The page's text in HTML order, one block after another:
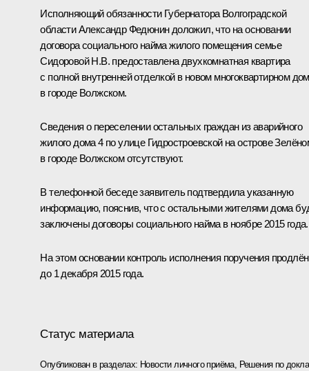
Исполняющий обязанности Губернатора Волгоградской
области Александр Федюнин доложил, что на основании
договора социального найма жилого помещения семье
Сидоровой Н.В. предоставлена двухкомнатная квартира
с полной внутренней отделкой в новом многоквартирном
в городе Волжском.
Сведения о переселении остальных граждан из аварийного
жилого дома 4 по улице Гидростроевской на острове
в городе Волжском отсутствуют.
В телефонной беседе заявитель подтвердила указанную
информацию, пояснив, что с остальными жителями дома
заключены договоры социального найма в ноябре 2015 года.
На этом основании контроль исполнения поручения продлён
до 1 декабря 2015 года.
Статус материала
Опубликован в разделах: Новости личного приёма, Решения по